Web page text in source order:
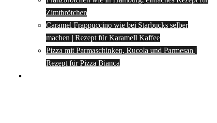
Zimtbrötchen
Caramel Frappuccino wie bei Starbucks selber
machen | Rezept für Karamell Kaffee
Pizza mit Parmaschinken, Rucola und Parmesan |
Rezept für Pizza Bianca